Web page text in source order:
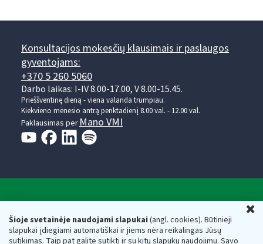
Šioje svetainėje naudojami slapukai(angl. cookies). Būtinieji
slapukai įdiegiami automatiškai ir jiems nėra reikalingas Jūsų
sutikimas. Taip pat galite sutikti ir su kitų slapukų naudojimu. Savo
Konsultacijos mokesčių klausimais ir paslaugos
gyventojams:
+370 5 260 5060
Darbo laikas: I-IV 8.00-17.00, V 8.00-15.45.
Prieššventinę dieną - viena valanda trumpiau.
Kiekvieno mėnesio antrą penktadienį 8.00 val. - 12.00 val.
Paklausimas per Mano VMI
Respublikos finansų ministerijos
Biudžetinė įstaiga. Juridinio asmens kodas — 188659752,